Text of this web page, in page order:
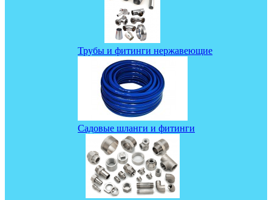
Трубы и фитинги нержавеющие
Садовые шланги и фитинги